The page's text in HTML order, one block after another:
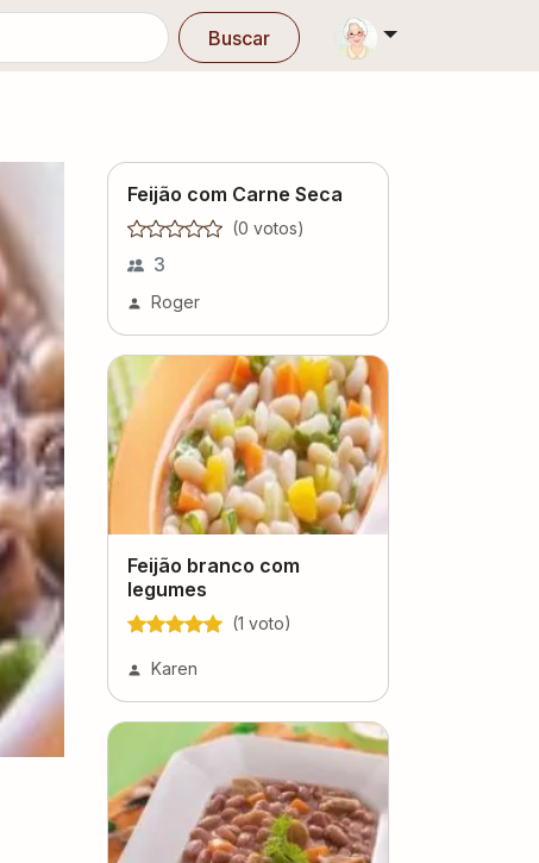
Buscar
Feijão com Carne Seca
(0 votos)
3
Roger
Feijão branco com
legumes
(1 voto)
Karen